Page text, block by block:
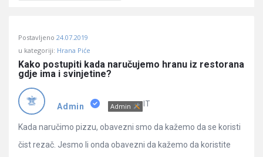
Učene
Latest
Pitanja
Postavljeno 24.07.2019
u kategoriji: Hrana Piće
Kako postupiti kada naručujemo hranu iz restorana
gdje ima i svinjetine?
Admin Admin IT
Kada naručimo pizzu, obavezni smo da kažemo da se koristi
čist rezač. Jesmo li onda obavezni da kažemo da koristite